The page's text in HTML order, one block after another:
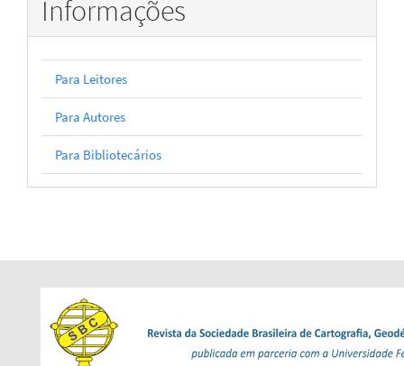
Informações
Para Leitores
Para Autores
Para Bibliotecários